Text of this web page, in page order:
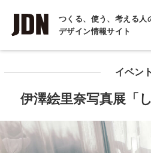
つくる、使う、考える人
デザイン情報サイト
INTERVIEW
インタビュー
コラム
イベント
伊澤絵里奈写真展「